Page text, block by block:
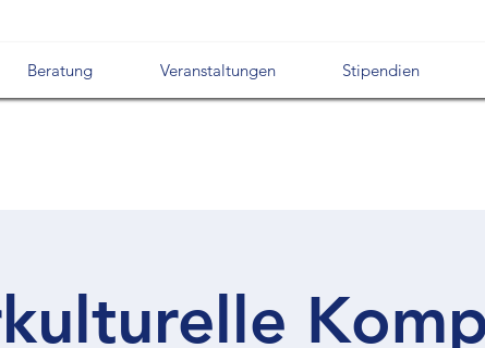
Beratung Veranstaltungen Stipendien